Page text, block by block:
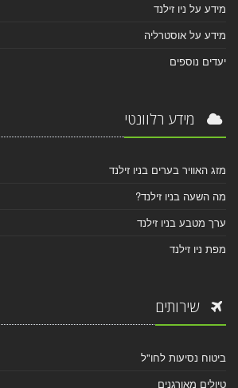
מידע על ניו זילנד
מידע על אוסטרליה
יעדים נוספים
מידע רלוונטי
מזג האוויר בערים בניו זילנד
מה השעה בניו זילנד?
ערך מטבע בניו זילנד
מפת ניו זילנד
שירותים
ביטוח נסיעות לחו"ל
טיולים מאורגנים